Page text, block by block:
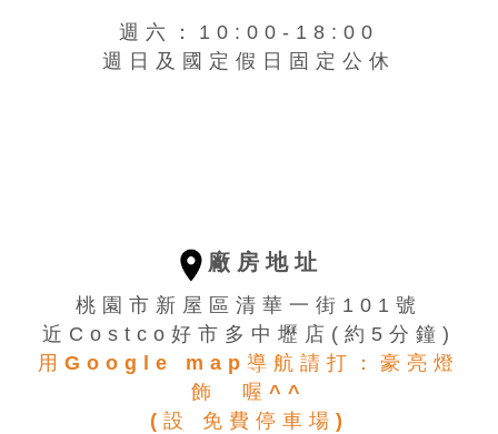
週六：10:00-18:00
週日及國定假日固定公休
廠房地址
桃園市新屋區清華一街101號
近Costco好市多中壢店(約5分鐘)
用Google map導航請打：豪亮燈
飾 喔^^
(設 免費停車場)